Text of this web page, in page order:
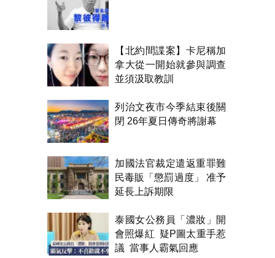
【北約間諜案】卡尼稱加
拿大從一開始就參與調查
並須汲取教訓
列治文夜市今季結束後關
閉 26年夏日傳奇將謝幕
加國法官裁定遣返重罪難
民毒販「懲罰過度」 准予
延長上訴期限
泰國女公務員「濃妝」開
會照爆紅 疑P圖太重手惹
議 當事人霸氣回應